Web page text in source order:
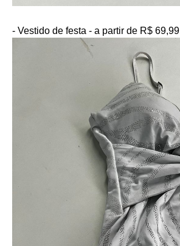
- Vestido de festa - a partir de R$ 69,99